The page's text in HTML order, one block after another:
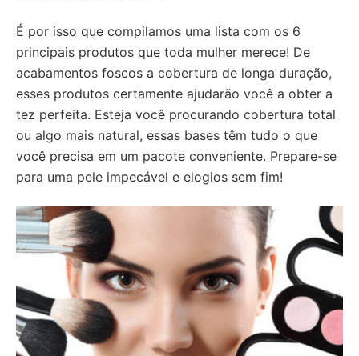
É por isso que compilamos uma lista com os 6
principais produtos que toda mulher merece! De
acabamentos foscos a cobertura de longa duração,
esses produtos certamente ajudarão você a obter a
tez perfeita. Esteja você procurando cobertura total
ou algo mais natural, essas bases têm tudo o que
você precisa em um pacote conveniente. Prepare-se
para uma pele impecável e elogios sem fim!